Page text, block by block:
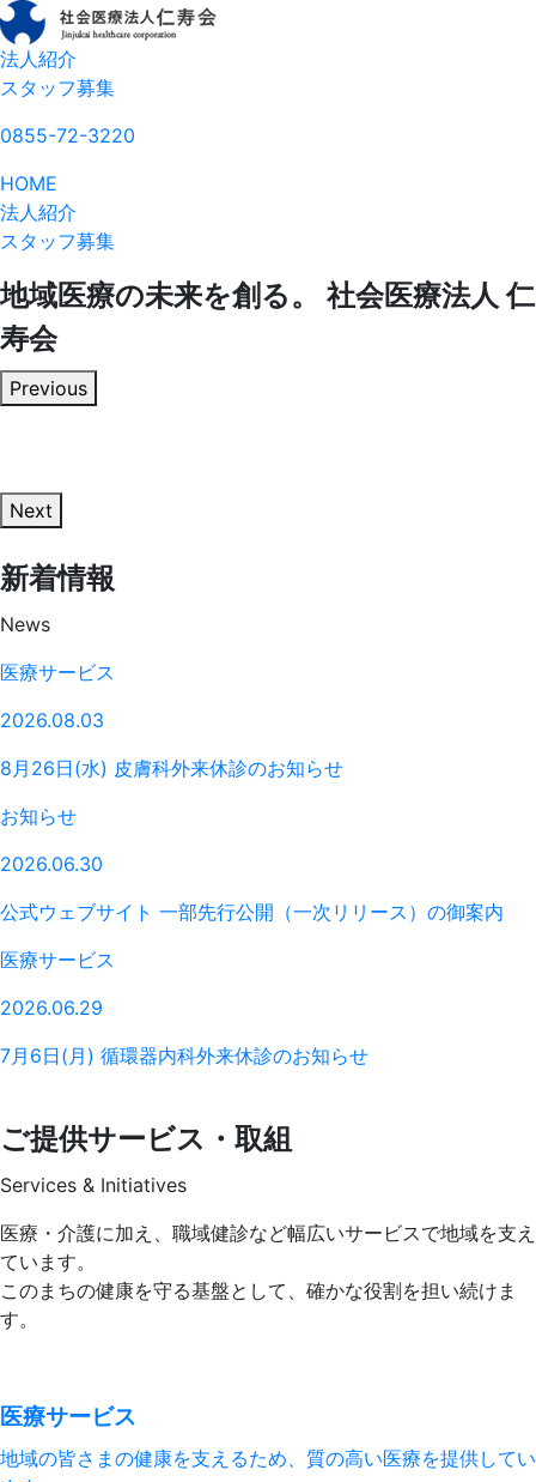
法人紹介
スタッフ募集
0855-72-3220
HOME
法人紹介
スタッフ募集
地域医療の未来を創る。
社会医療法人 仁
寿会
Previous
Next
新着情報
News
医療サービス
2026.08.03
8月26日(水) 皮膚科外来休診のお知らせ
お知らせ
2026.06.30
公式ウェブサイト 一部先行公開（一次リリース）の御案内
医療サービス
2026.06.29
7月6日(月) 循環器内科外来休診のお知らせ
ご提供サービス・取組
Services & Initiatives
医療・介護に加え、職域健診など幅広いサービスで地域を支え
ています。
このまちの健康を守る基盤として、確かな役割を担い続けま
す。
医療サービス
地域の皆さまの健康を支えるため、質の高い医療を提供してい